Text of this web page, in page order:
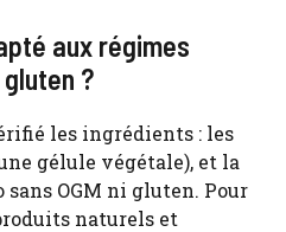
aux régimes
?
les ingrédients : les
gélule végétale), et la
OGM ni gluten. Pour
naturels et